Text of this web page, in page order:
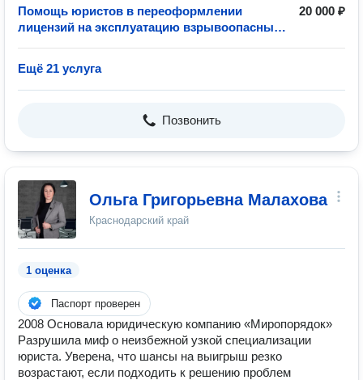
Помощь юристов в переоформлении
лицензий на эксплуатацию взрывоопасных
20 000 ₽
Ещё 21 услуга
Позвонить
Ольга Григорьевна Малахова
Краснодарский край
1 оценка
Паспорт проверен
2008 Основала юридическую компанию «Mиропорядок»
Разрушила миф о неизбежной узкой специализации
юриста. Уверена, что шансы на выигрыш резко
возрастают, если подходить к решению проблем